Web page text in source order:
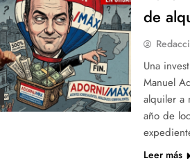
de
Una
Manuel
alquiler a
año de
Leer más